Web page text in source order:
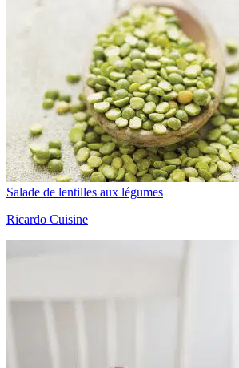
Salade de lentilles aux légumes
Ricardo Cuisine